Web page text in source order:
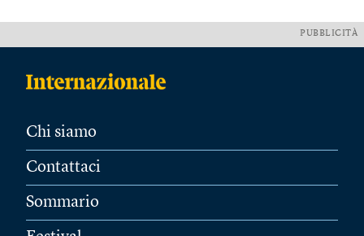
PUBBLICITÀ
Chi siamo
Contattaci
Sommario